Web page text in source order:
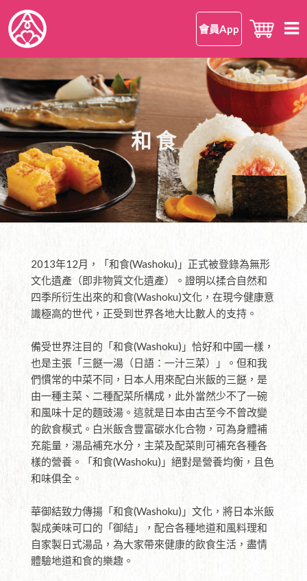
會員App
知 • 華御結
品牌理念
御結 • 品味
我們的御結
和食
安心安全
嘗 • 日本米
我們的日本米
日本米美味的理由
尋味 • 案內
所有店鋪
九龍區
新界區
公司情報
OMUSUBI 會員手機應用程式
加入我們
查詢及聯絡
語言
中文版
和 食
2013年12月，「和食(Washoku)」正式被登錄為無形
文化遺產（即非物質文化遺產）。證明以揉合自然和
四季所衍生出來的和食(Washoku)文化，在現今健康意
識極高的世代，正受到世界各地大比數人的支持。
備受世界注目的「和食(Washoku)」恰好和中國一樣，
也是主張「三餸一湯（日語：一汁三菜）」。但和我
們慣常的中菜不同，日本人用來配白米飯的三餸，是
由一種主菜、二種配菜所構成，此外當然少不了一碗
和風味十足的麵豉湯。這就是日本由古至今不曾改變
的飲食模式。白米飯含豐富碳水化合物，可為身體補
充能量，湯品補充水分，主菜及配菜則可補充各種各
樣的營養。「和食(Washoku)」絕對是營養均衡，且色
和味俱全。
華御結致力傳揚「和食(Washoku)」文化，將日本米飯
製成美味可口的「御結」，配合各種地道和風料理和
自家製日式湯品，為大家帶來健康的飲食生活，盡情
體驗地道和食的樂趣。